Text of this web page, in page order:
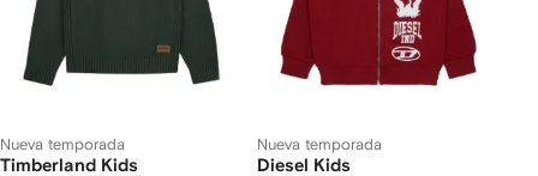
Nueva temporada
Timberland Kids
Nueva temporada
Diesel Kids